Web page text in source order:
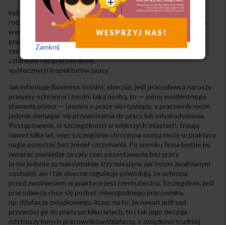
kobiety w ciąży,
rodziców na urlopach macierzyńskich, rodzicielskich, ojcowskich,
wychowawczych,
pracowników w wieku przedemerytalnym,
szefów związków zawodowych,
członków rad pracowników,
społecznych inspektorów pracy.
Jak informuje Business Insider, obecnie, jeśli pracodawca naruszy
przepisy ochronne i zwolni taką osobą, to — mimo ewidentnego
złamania prawa — umowa o pracę się rozwiąże, a pracownik może
jedynie domagać się przywrócenia do pracy lub odszkodowania.
Postępowania, w szczególności w większych miastach, trwają
nawet kilka lat, więc szczególnie chroniona osoba może w praktyce
nagle pozostać bez źródeł utrzymania. Po wyroku firma będzie jej
zwracać pieniądze za cały czas pozostawania bez pracy
(a nie jedynie za maksymalnie trzy miesiące, jak innym zwalnianym
osobom), ale i tak obecne regulacje powodują, że ochrona
przed zwolnieniem w praktyce jest nieskuteczna. Szczególnie, jeśli
pracodawca chce się pozbyć niewygodnego pracownika,
np. działacza związkowego, licząc na to, że nawet jeśli sąd
przywróci go do pracy po kilku latach, to i tak jego decyzja
odstraszy innych pracowników/działaczy, a związkowi trudniej
WESPRZYJ NAS!
Zamknij